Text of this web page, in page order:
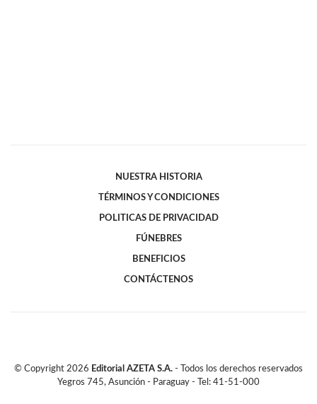
NUESTRA HISTORIA
TÉRMINOS Y CONDICIONES
POLITICAS DE PRIVACIDAD
FÚNEBRES
BENEFICIOS
CONTÁCTENOS
© Copyright 2026 Editorial AZETA S.A. - Todos los derechos reservados
Yegros 745, Asunción - Paraguay - Tel: 41-51-000